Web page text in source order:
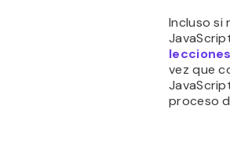
Incluso si
vez que
proceso